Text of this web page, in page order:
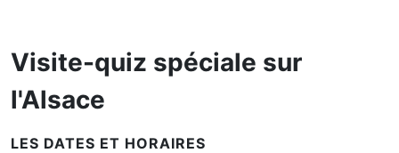
Visite-quiz spéciale sur
l'Alsace
LES DATES ET HORAIRES